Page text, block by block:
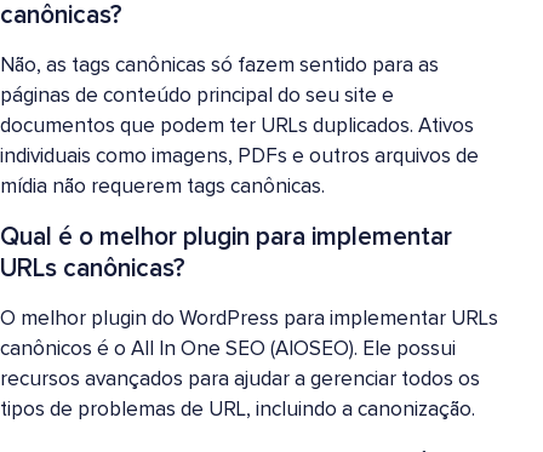
canônicas?
Não, as tags canônicas só fazem sentido para as
páginas de conteúdo principal do seu site e
documentos que podem ter URLs duplicados. Ativos
individuais como imagens, PDFs e outros arquivos de
mídia não requerem tags canônicas.
Qual é o melhor plugin para implementar
URLs canônicas?
O melhor plugin do WordPress para implementar URLs
canônicos é o All In One SEO (AIOSEO). Ele possui
recursos avançados para ajudar a gerenciar todos os
tipos de problemas de URL, incluindo a canonização.